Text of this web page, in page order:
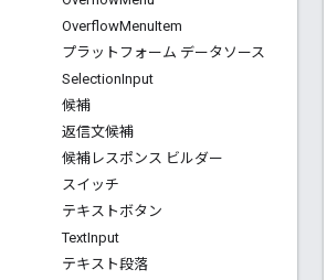
OverflowMenuItem
プラットフォーム データソース
SelectionInput
候補
返信文候補
候補レスポンス ビルダー
スイッチ
テキストボタン
TextInput
テキスト段落